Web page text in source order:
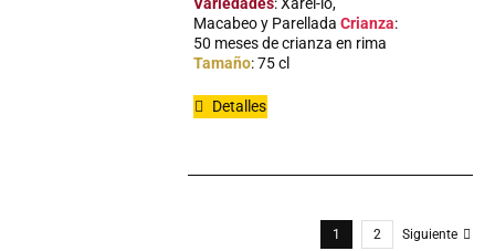
Macabeo y Parellada Crianza:
50 meses de crianza en rima
Tamaño: 75 cl
Detalles
1 2 Siguiente